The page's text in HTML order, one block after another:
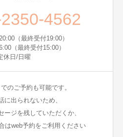
4562
（最終受付19:00）
（最終受付15:00）
休日/日曜
のご予約も可能です。
に出られないため、
ージを残していただくか、
はweb予約をご利用ください